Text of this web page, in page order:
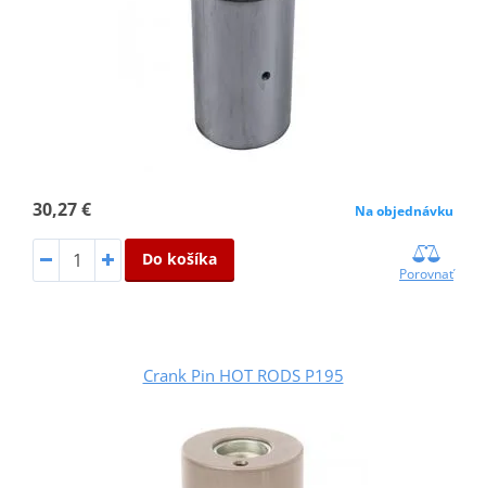
30,27 € Na objednávku
Do košíka
Porovnať
Crank Pin HOT RODS P195